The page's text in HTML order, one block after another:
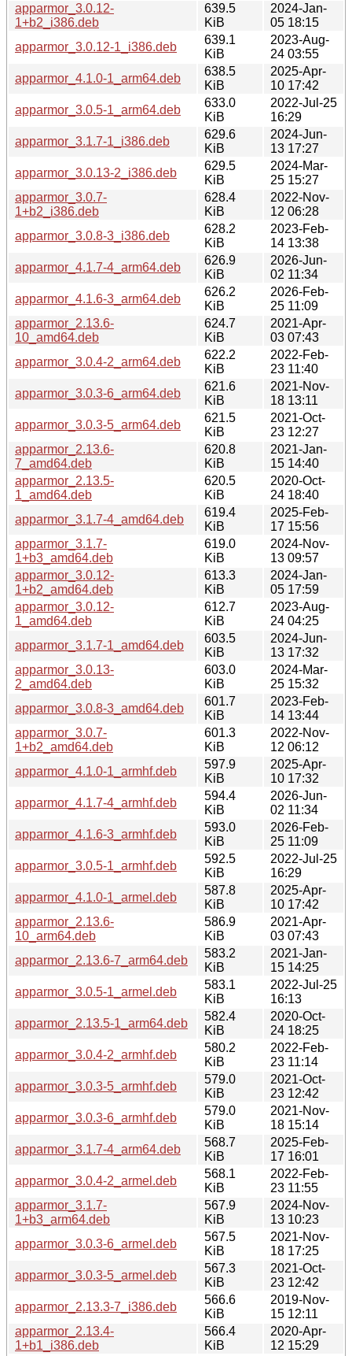
apparmor_3.0.12-
1+b2_i386.deb
639.5
KiB
2024-Jan-
05 18:15
apparmor_3.0.12-1_i386.deb
639.1
KiB
2023-Aug-
24 03:55
apparmor_4.1.0-1_arm64.deb
638.5
KiB
2025-Apr-
10 17:42
apparmor_3.0.5-1_arm64.deb
633.0
KiB
2022-Jul-25
16:29
apparmor_3.1.7-1_i386.deb
629.6
KiB
2024-Jun-
13 17:27
apparmor_3.0.13-2_i386.deb
629.5
KiB
2024-Mar-
25 15:27
apparmor_3.0.7-
1+b2_i386.deb
628.4
KiB
2022-Nov-
12 06:28
apparmor_3.0.8-3_i386.deb
628.2
KiB
2023-Feb-
14 13:38
apparmor_4.1.7-4_arm64.deb
626.9
KiB
2026-Jun-
02 11:34
apparmor_4.1.6-3_arm64.deb
626.2
KiB
2026-Feb-
25 11:09
apparmor_2.13.6-
10_amd64.deb
624.7
KiB
2021-Apr-
03 07:43
apparmor_3.0.4-2_arm64.deb
622.2
KiB
2022-Feb-
23 11:40
apparmor_3.0.3-6_arm64.deb
621.6
KiB
2021-Nov-
18 13:11
apparmor_3.0.3-5_arm64.deb
621.5
KiB
2021-Oct-
23 12:27
apparmor_2.13.6-
7_amd64.deb
620.8
KiB
2021-Jan-
15 14:40
apparmor_2.13.5-
1_amd64.deb
620.5
KiB
2020-Oct-
24 18:40
apparmor_3.1.7-4_amd64.deb
619.4
KiB
2025-Feb-
17 15:56
apparmor_3.1.7-
1+b3_amd64.deb
619.0
KiB
2024-Nov-
13 09:57
apparmor_3.0.12-
1+b2_amd64.deb
613.3
KiB
2024-Jan-
05 17:59
apparmor_3.0.12-
1_amd64.deb
612.7
KiB
2023-Aug-
24 04:25
apparmor_3.1.7-1_amd64.deb
603.5
KiB
2024-Jun-
13 17:32
apparmor_3.0.13-
2_amd64.deb
603.0
KiB
2024-Mar-
25 15:32
apparmor_3.0.8-3_amd64.deb
601.7
KiB
2023-Feb-
14 13:44
apparmor_3.0.7-
1+b2_amd64.deb
601.3
KiB
2022-Nov-
12 06:12
apparmor_4.1.0-1_armhf.deb
597.9
KiB
2025-Apr-
10 17:32
apparmor_4.1.7-4_armhf.deb
594.4
KiB
2026-Jun-
02 11:34
apparmor_4.1.6-3_armhf.deb
593.0
KiB
2026-Feb-
25 11:09
apparmor_3.0.5-1_armhf.deb
592.5
KiB
2022-Jul-25
16:29
apparmor_4.1.0-1_armel.deb
587.8
KiB
2025-Apr-
10 17:42
apparmor_2.13.6-
10_arm64.deb
586.9
KiB
2021-Apr-
03 07:43
apparmor_2.13.6-7_arm64.deb
583.2
KiB
2021-Jan-
15 14:25
apparmor_3.0.5-1_armel.deb
583.1
KiB
2022-Jul-25
16:13
apparmor_2.13.5-1_arm64.deb
582.4
KiB
2020-Oct-
24 18:25
apparmor_3.0.4-2_armhf.deb
580.2
KiB
2022-Feb-
23 11:14
apparmor_3.0.3-5_armhf.deb
579.0
KiB
2021-Oct-
23 12:42
apparmor_3.0.3-6_armhf.deb
579.0
KiB
2021-Nov-
18 15:14
apparmor_3.1.7-4_arm64.deb
568.7
KiB
2025-Feb-
17 16:01
apparmor_3.0.4-2_armel.deb
568.1
KiB
2022-Feb-
23 11:55
apparmor_3.1.7-
1+b3_arm64.deb
567.9
KiB
2024-Nov-
13 10:23
apparmor_3.0.3-6_armel.deb
567.5
KiB
2021-Nov-
18 17:25
apparmor_3.0.3-5_armel.deb
567.3
KiB
2021-Oct-
23 12:42
apparmor_2.13.3-7_i386.deb
566.6
KiB
2019-Nov-
15 12:11
apparmor_2.13.4-
1+b1_i386.deb
566.4
KiB
2020-Apr-
12 15:29